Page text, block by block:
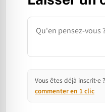
Commentaire
Vous êtes déjà inscrit·e ?
commenter en 1 clic